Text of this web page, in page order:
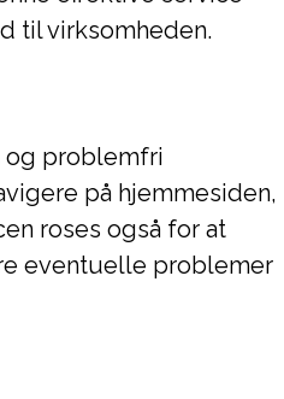
til virksomheden.
og problemfri
på hjemmesiden,
roses også for at
eventuelle problemer